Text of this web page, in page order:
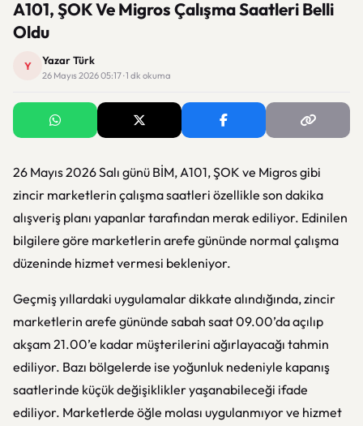
A101, ŞOK Ve Migros Çalışma Saatleri Belli
Oldu
Y Yazar Türk
26 Mayıs 2026 05:17 · 1 dk okuma
26 Mayıs 2026 Salı günü BİM, A101, ŞOK ve Migros gibi
zincir marketlerin çalışma saatleri özellikle son dakika
alışveriş planı yapanlar tarafından merak ediliyor. Edinilen
bilgilere göre marketlerin arefe gününde normal çalışma
düzeninde hizmet vermesi bekleniyor.
Geçmiş yıllardaki uygulamalar dikkate alındığında, zincir
marketlerin arefe gününde sabah saat 09.00’da açılıp
akşam 21.00’e kadar müşterilerini ağırlayacağı tahmin
ediliyor. Bazı bölgelerde ise yoğunluk nedeniyle kapanış
saatlerinde küçük değişiklikler yaşanabileceği ifade
ediliyor. Marketlerde öğle molası uygulanmıyor ve hizmet